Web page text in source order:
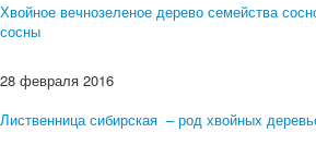
Хвойное вечнозеленое дерево семейства
сосны
28 февраля 2016
Лиственница сибирская – род хвойных